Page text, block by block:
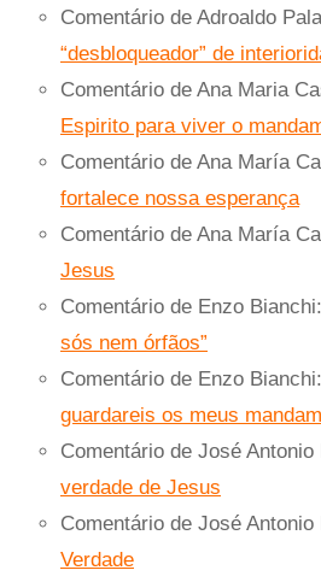
Comentário de Adroaldo
“desbloqueador” de
Comentário de Ana Maria
Espirito para viver o
Comentário de Ana María
fortalece nossa esperança
Comentário de Ana María
Jesus
Comentário de Enzo Bianchi:
sós nem órfãos”
Comentário de Enzo Bianchi:
guardareis os meus
Comentário de José Antonio
verdade de Jesus
Comentário de José Antonio
Verdade